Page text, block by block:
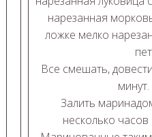
нарезанная
ложке мелко
Все смешать,
Залить
несколько